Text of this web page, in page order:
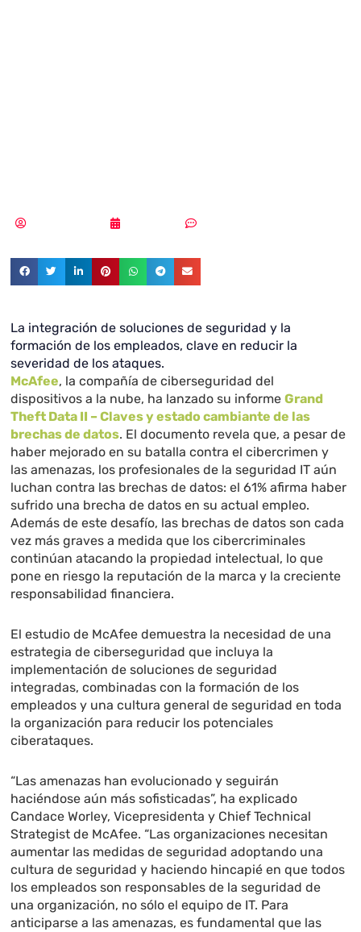
La integración de soluciones de seguridad y la
formación de los empleados, clave en reducir la
severidad de los ataques.
McAfee, la compañía de ciberseguridad del
dispositivos a la nube, ha lanzado su informeGrand
Theft Data II – Claves y estado cambiante de las
brechas de datos. El documento revela que, a pesar de
haber mejorado en su batalla contra el cibercrimen y
las amenazas, los profesionales de la seguridad IT aún
luchan contra las brechas de datos: el 61% afirma haber
sufrido una brecha de datos en su actual empleo.
Además de este desafío, las brechas de datos son cada
vez más graves a medida que los cibercriminales
continúan atacando la propiedad intelectual, lo que
pone en riesgo la reputación de la marca y la creciente
responsabilidad financiera.
El estudio de McAfee demuestra la necesidad de una
estrategia de ciberseguridad que incluya la
implementación de soluciones de seguridad
integradas, combinadas con la formación de los
empleados y una cultura general de seguridad en toda
la organización para reducir los potenciales
ciberataques.
“Las amenazas han evolucionado y seguirán
haciéndose aún más sofisticadas”, ha explicado
Candace Worley, Vicepresidenta y Chief Technical
Strategist de McAfee. “Las organizaciones necesitan
aumentar las medidas de seguridad adoptando una
cultura de seguridad y haciendo hincapié en que todos
los empleados son responsables de la seguridad de
una organización, no sólo el equipo de IT. Para
anticiparse a las amenazas, es fundamental que las